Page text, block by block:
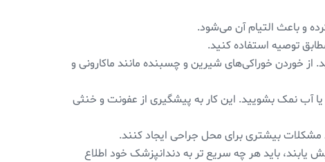
و باعث التیام آن می‌شود.
توصیه استفاده کنید.
از خوردن خوراکی‌های شیرین و چسبنده مانند ماکارونی و
آب نمک بشویید. این کار به پیشگیری از عفونت و خنثی
مشکلات بیشتری برای محل جراحی ایجاد کنند.
یابند، باید هر چه سریع تر به دندانپزشک خود اطلاع